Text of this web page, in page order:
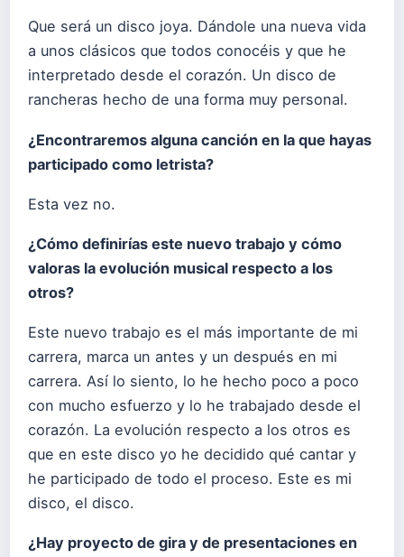
Que será un disco joya. Dándole una nueva vida
a unos clásicos que todos conocéis y que he
interpretado desde el corazón. Un disco de
rancheras hecho de una forma muy personal.
¿Encontraremos alguna canción en la que hayas
participado como letrista?
Esta vez no.
¿Cómo definirías este nuevo trabajo y cómo
valoras la evolución musical respecto a los
otros?
Este nuevo trabajo es el más importante de mi
carrera, marca un antes y un después en mi
carrera. Así lo siento, lo he hecho poco a poco
con mucho esfuerzo y lo he trabajado desde el
corazón. La evolución respecto a los otros es
que en este disco yo he decidido qué cantar y
he participado de todo el proceso. Este es mi
disco, el disco.
¿Hay proyecto de gira y de presentaciones en